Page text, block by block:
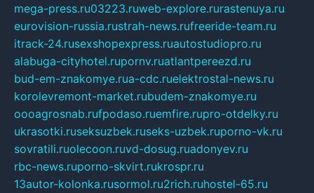
mega-press.ru03223.ruweb-explore.rurastenuya.ru
eurovision-russia.rustrah-news.rufreeride-team.ru
itrack-24.rusexshopexpress.ruautostudiopro.ru
alabuga-cityhotel.rupornv.ruatlantpereezd.ru
bud-em-znakomye.rua-cdc.ruelektrostal-news.ru
korolevremont-market.rubudem-znakomye.ru
oooagrosnab.rufpodaso.ruemfire.rupro-otdelky.ru
ukrasotki.ruseksuzbek.ruseks-uzbek.ruporno-vk.ru
sovratili.ruolecoon.ruvd-dosug.ruadonyev.ru
rbc-news.ruporno-skvirt.rukrospr.ru
13autor-kolonka.rusormol.ru2rich.ruhostel-65.ru